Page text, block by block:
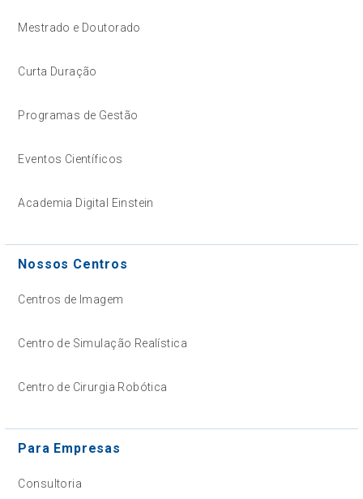
Mestrado e Doutorado
Curta Duração
Programas de Gestão
Eventos Científicos
Academia Digital Einstein
Nossos Centros
Centros de Imagem
Centro de Simulação Realística
Centro de Cirurgia Robótica
Para Empresas
Consultoria